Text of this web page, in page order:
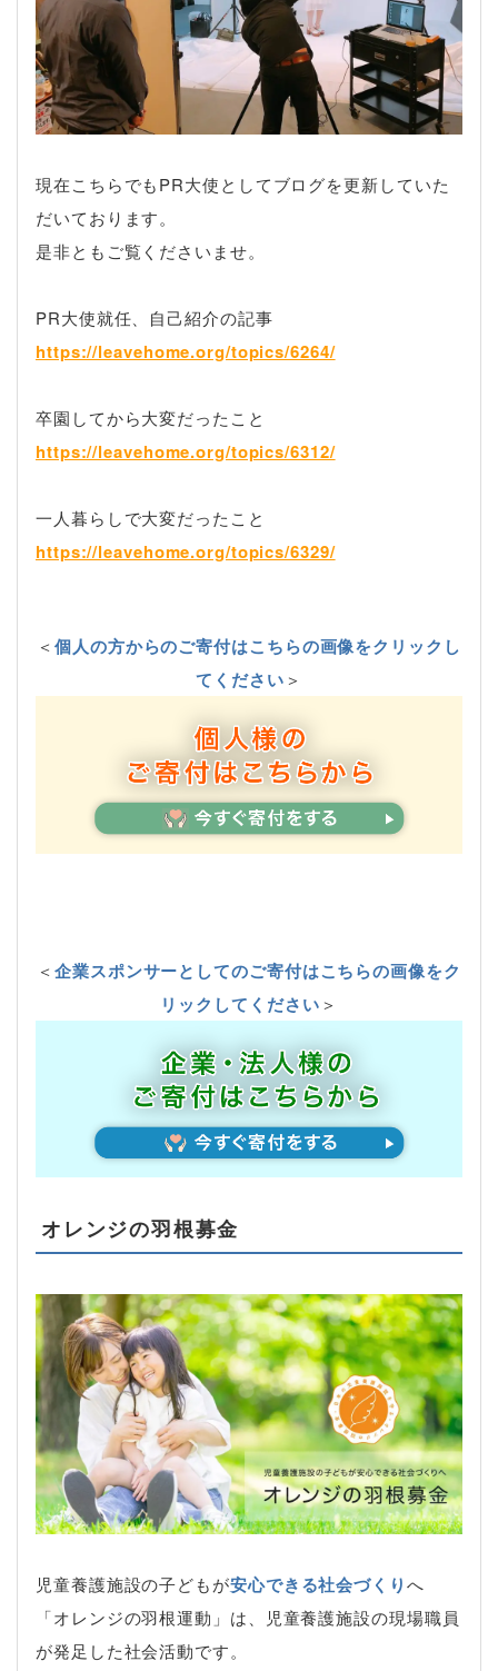
現在こちらでもPR大使としてブログを更新していた
だいております。
是非ともご覧くださいませ。
PR大使就任、自己紹介の記事
https://leavehome.org/topics/6264/
卒園してから大変だったこと
https://leavehome.org/topics/6312/
一人暮らしで大変だったこと
https://leavehome.org/topics/6329/
＜個人の方からのご寄付はこちらの画像をクリックし
てください＞
＜企業スポンサーとしてのご寄付はこちらの画像をク
リックしてください＞
オレンジの羽根募金
児童養護施設の子どもが安心できる社会づくりへ
「オレンジの羽根運動」は、児童養護施設の現場職員
が発足した社会活動です。